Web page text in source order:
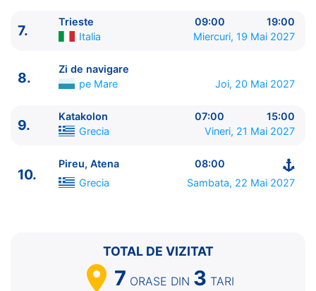
2.
Kusadasi Turcia
Istanbul Turcia
5.
Corfu Grecia 13:00 - 21:00
Italia
Trieste Italia
8.
Zi de navigare
0:00 - 0:00
Pireu, Atena Grecia 08:00 - ⚓
7.
Trieste 09:00
19:00
Italia
Miercuri, 19 Mai 2027
8.
Zi de navigare
pe Mare
Joi, 20 Mai 2027
9.
Katakolon 07:00
15:00
Grecia
Vineri, 21 Mai 2027
10.
Pireu, Atena
08:00
Grecia
Sambata, 22 Mai 2027
TOTAL DE VIZITAT
7 ORASE DIN 3 TARI